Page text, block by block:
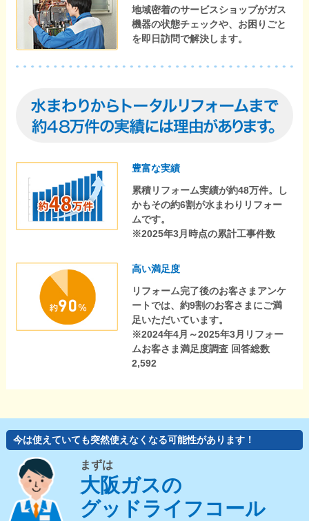
地域密着のサービスショップがガス
機器の状態チェックや、お困りごと
を即日訪問で解決します。
豊富な実績
累積リフォーム実績が約48万件。し
かもその約6割が水まわりリフォー
ムです。
※2025年3月時点の累計工事件数
高い満足度
リフォーム完了後のお客さまアンケ
ートでは、約9割のお客さまにご満
足いただいています。
※2024年4月～2025年3月リフォー
ムお客さま満足度調査 回答総数
2,592
今は使えていても突然使えなくなる可能性があります！
まずは
大阪ガスの
グッドライフコール